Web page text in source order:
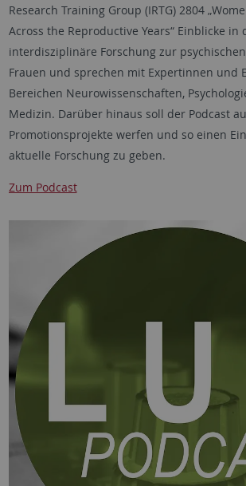
Research Training Group (IRTG) 2804
Across the Reproductive Years“ Einblicke in
interdisziplinäre Forschung zur
Frauen und sprechen mit Expertinnen und
Bereichen Neurowissenschaften,
Medizin. Darüber hinaus soll der Podcast
Promotionsprojekte werfen und so einen
aktuelle Forschung zu geben.
Zum Podcast